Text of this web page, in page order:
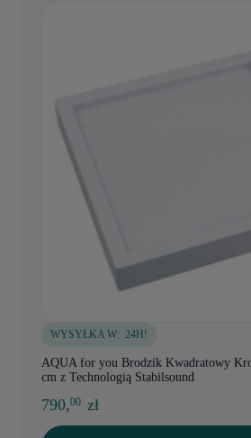
WYSYŁKA W: 24H!
AQUA for you Brodzik Kwadratowy
cm z Technologią Stabilsound
790,00 zł